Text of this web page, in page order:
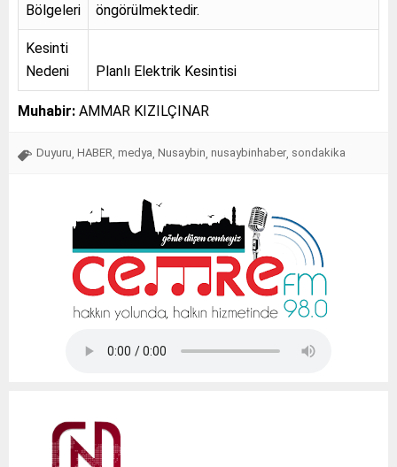
Bölgeleri
öngörülmektedir.
Kesinti
Nedeni
Planlı Elektrik Kesintisi
Muhabir: AMMAR KIZILÇINAR
Duyuru HABER medya Nusaybin nusaybinhaber sondakika